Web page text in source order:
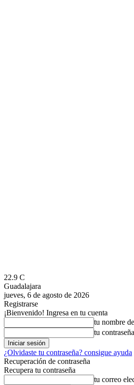
22.9 C
Guadalajara
jueves, 6 de agosto de 2026
Registrarse
¡Bienvenido! Ingresa en tu cuenta
tu nombre
tu contraseña
¿Olvidaste tu contraseña? consigue ayuda
Recuperación de contraseña
Recupera tu contraseña
tu correo